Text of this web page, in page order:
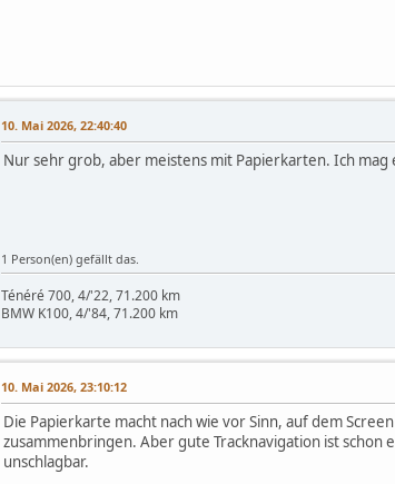
10. Mai 2026, 22:40:40
Nur sehr grob, aber meistens mit Papierkarten. Ich mag
1 Person(en) gefällt das.
Ténéré 700, 4/'22, 71.200 km
BMW K100, 4/'84, 71.200 km
10. Mai 2026, 23:10:12
Die Papierkarte macht nach wie vor Sinn, auf dem
zusammenbringen. Aber gute Tracknavigation ist schon
unschlagbar.